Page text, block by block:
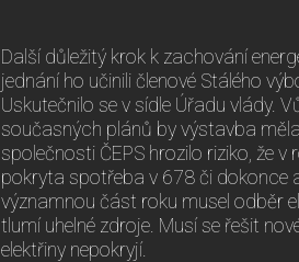
Další důležitý krok k zachování
jednání ho učinili členové Stálého
Uskutečnilo se v sídle Úřadu vlády.
současných plánů by výstavba
společnosti ČEPS hrozilo riziko, že
pokryta spotřeba v 678 či dokonce
významnou část roku musel odběr
tlumí uhelné zdroje. Musí se řešit
elektřiny nepokryjí.